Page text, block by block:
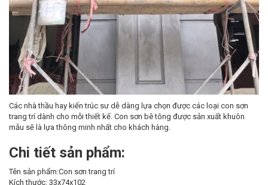
Các nhà thầu hay kiến trúc sư dễ dàng lựa chọn được các loại con sơn
trang trí dành cho mỗi thiết kế. Con sơn bê tông được sản xuất khuôn
mẫu sẽ là lựa thông minh nhất cho khách hàng.
Chi tiết sản phẩm:
Tên sản phẩm:Con sơn trang trí
Kích thước: 33x74x102